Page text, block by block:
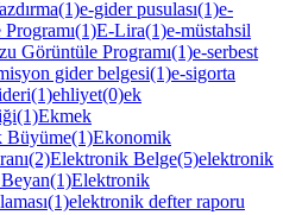
e-gider pusulası(1)e-
E-Lira(1)e-müstahsil
Görüntüle Programı(1)e-serbest
gider belgesi(1)e-sigorta
ehliyet(0)ek
Ekmek
Büyüme(1)Ekonomik
Elektronik Belge(5)elektronik
Elektronik
elektronik defter raporu